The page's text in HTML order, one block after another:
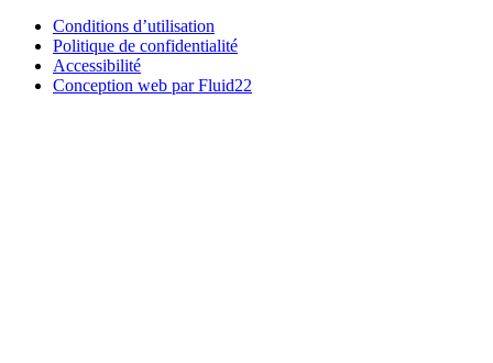
Conditions d’utilisation
Politique de confidentialité
Accessibilité
Conception web par Fluid22